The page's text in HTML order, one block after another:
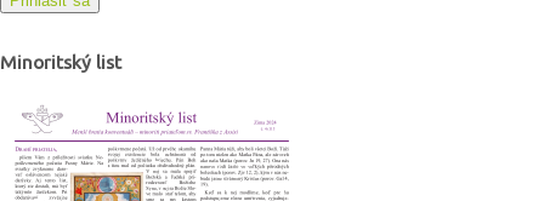
Minoritský list